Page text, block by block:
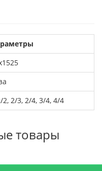
2, 2/3, 2/4, 3/4, 4/4
товары